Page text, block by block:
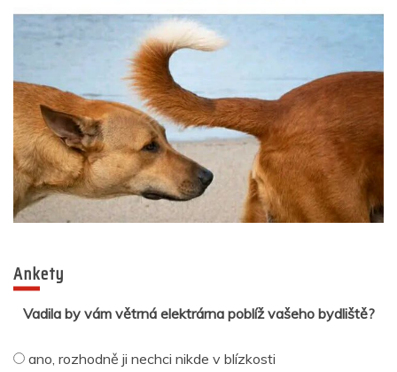
Ankety
Vadila by vám větrná elektrárna poblíž vašeho bydliště?
ano, rozhodně ji nechci nikde v blízkosti